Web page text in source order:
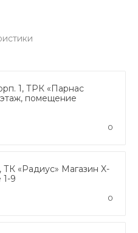
1, ТРК «Парнас
этаж, помещение
0
ТК «Радиус» Магазин X-
1-9
0